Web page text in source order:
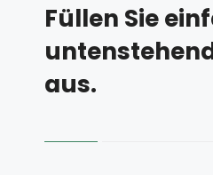
Füllen Sie
aus.